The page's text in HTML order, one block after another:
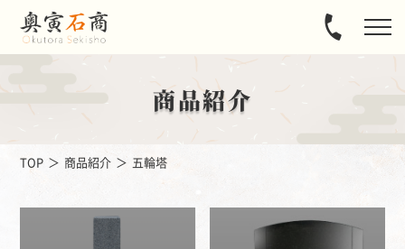
商品紹介
TOP 商品紹介 五輪塔